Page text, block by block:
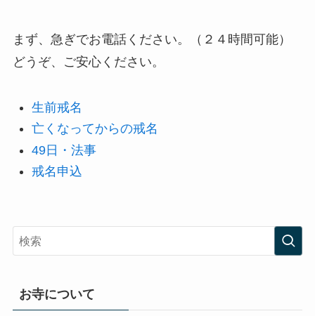
まず、急ぎでお電話ください。（２４時間可能）
どうぞ、ご安心ください。
生前戒名
亡くなってからの戒名
49日・法事
戒名申込
お寺について